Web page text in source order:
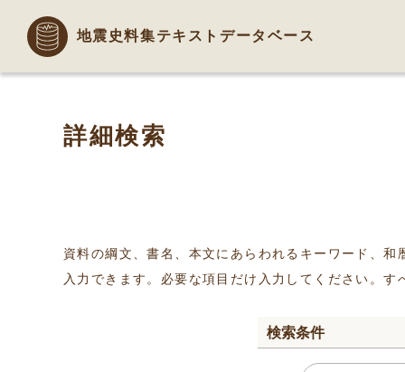
地震史料集テキストデータベース
詳細検索
資料の綱文、書名、本文にあらわれるキーワード、
入力できます。必要な項目だけ入力してください。
検索条件